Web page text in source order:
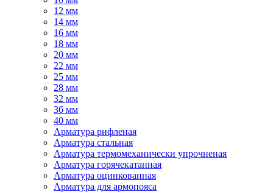
12 мм
14 мм
16 мм
18 мм
20 мм
22 мм
25 мм
28 мм
32 мм
36 мм
40 мм
Арматура рифленая
Арматура стальная
Арматура термомеханически упрочненая
Арматура горячекатанная
Арматура оцинкованная
Арматура для армопояса